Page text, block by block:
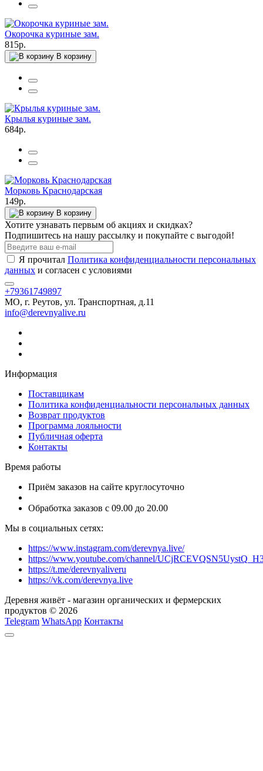
Окорочка куриные зам.
815р.
В корзину
Крылья куриные зам.
684р.
Морковь Краснодарская
149р.
В корзину
Хотите узнавать первым об акциях и скидках?
Подпишитесь на нашу рассылку и покупайте с выгодой!
Я прочитал Политика конфиденциальности персональных
данных и согласен с условиями
+79361749897
МО, г. Реутов, ул. Транспортная, д.11
info@derevnyalive.ru
Информация
Поставщикам
Политика конфиденциальности персональных данных
Возврат продуктов
Программа лояльности
Публичная оферта
Контакты
Время работы
Приём заказов на сайте круглосуточно
Обработка заказов с 09.00 до 20.00
Мы в социальных сетях:
https://www.instagram.com/derevnya.live/
https://www.youtube.com/channel/
https://t.me/derevnyaliveru
https://vk.com/derevnya.live
Деревня живёт - магазин органических и фермерских
продуктов © 2026
Telegram WhatsApp Контакты